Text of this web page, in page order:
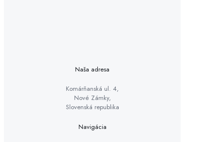
Naša adresa
Komárňanská ul. 4,
Nové Zámky,
Slovenská republika
Navigácia